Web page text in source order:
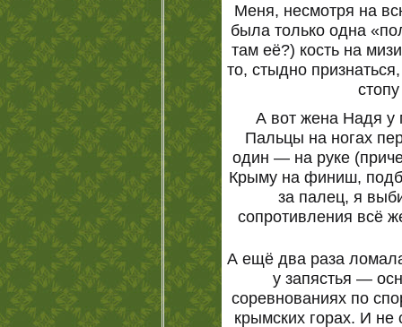
Меня, несмотря на
была только одна
там её?) кость на
то, стыдно
А вот жена Надя у
Пальцы на ногах
один — на руке
Крыму на финиш,
за палец, я
сопротивления всё
А ещё два раза
у запястья —
соревнованиях по
крымских горах. И не